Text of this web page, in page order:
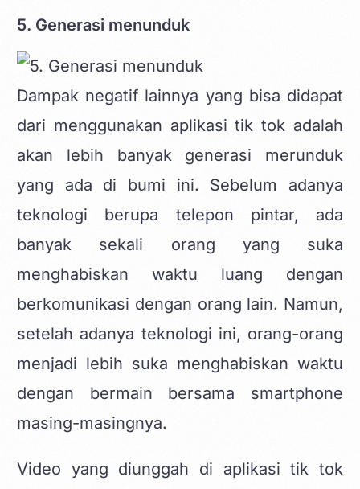
5. Generasi menunduk
Dampak negatif lainnya yang bisa didapat
dari menggunakan aplikasi tik tok adalah
akan lebih banyak generasi merunduk
yang ada di bumi ini. Sebelum adanya
teknologi berupa telepon pintar, ada
banyak sekali orang yang suka
menghabiskan waktu luang dengan
berkomunikasi dengan orang lain. Namun,
setelah adanya teknologi ini, orang-orang
menjadi lebih suka menghabiskan waktu
dengan bermain bersama smartphone
masing-masingnya.
Video yang diunggah di aplikasi tik tok